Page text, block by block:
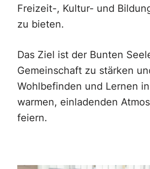
Freizeit-, Kultur- und
zu bieten.
Das Ziel ist der Bunten
Gemeinschaft zu stärken
Wohlbefinden und Lernen
warmen, einladenden
feiern.